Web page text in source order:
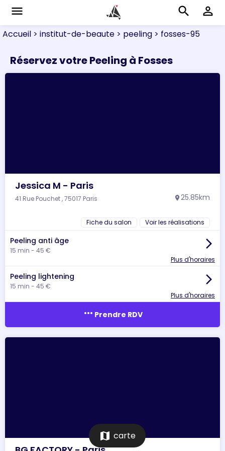
menu search perm_identity
Accueil > institut-de-beaute > peeling > fosses-95
Réservez votre Peeling à Fosses
Jessica M - Paris
41 Rue Pouchet , 75017 Paris location_on 25.85km
Fiche du salon Voir les réalisations
Peeling anti âge
15 min - 45 €
arrow_forward_ios
Plus d'horaires
Peeling lightening
15 min - 45 €
arrow_forward_ios
Plus d'horaires
more_horiz Prendre RDV
map carte